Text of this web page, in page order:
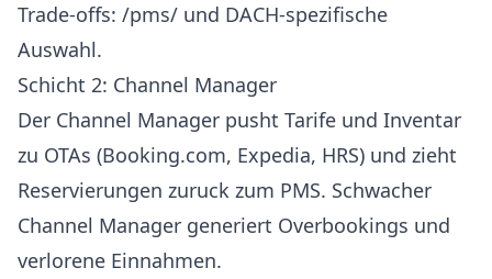
Trade-offs: /pms/ und DACH-spezifische
Auswahl.
Schicht 2: Channel Manager
Der Channel Manager pusht Tarife und Inventar
zu OTAs (Booking.com, Expedia, HRS) und zieht
Reservierungen zuruck zum PMS. Schwacher
Channel Manager generiert Overbookings und
verlorene Einnahmen.